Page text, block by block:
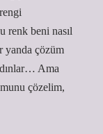
renk beni nasıl
yanda çözüm
Ama
çözelim,